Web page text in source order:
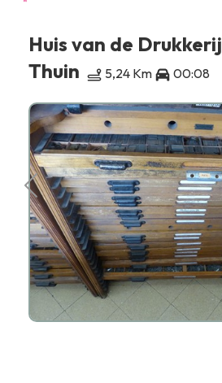
Huis van de Drukkerij
Thuin
5,24 Km 00:08